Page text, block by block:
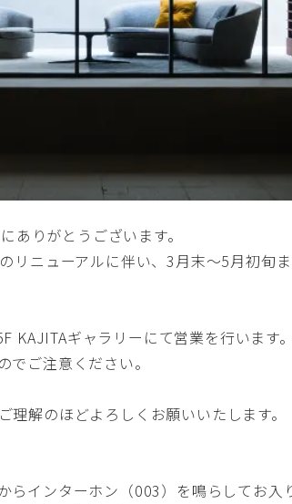
ありがとうございます。
リニューアルに伴い、3月末〜5月初旬
KAJITAギャラリーにて営業を行います
ご注意ください。
解のほどよろしくお願いいたします。
インターホン（003）を鳴らしてお入